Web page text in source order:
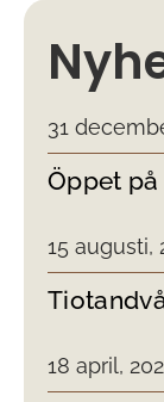
31
Öppet
15 augusti,
18 april,